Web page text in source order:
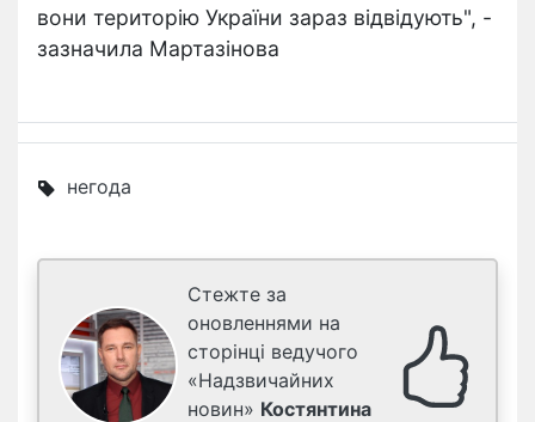
вони територію України зараз відвідують", -
зазначила Мартазінова
негода
Стежте за
оновленнями на
сторінці ведучого
«Надзвичайних
новин» Костянтина